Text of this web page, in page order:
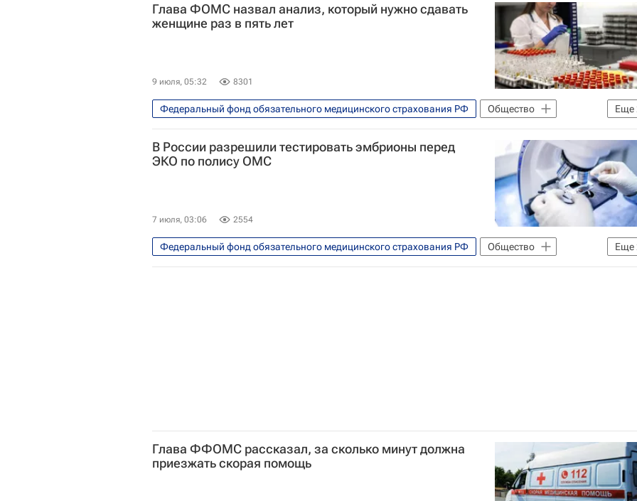
Глава ФОМС назвал анализ, который нужно сдавать
женщине раз в пять лет
9 июля, 05:32 8301
Еще
Федеральный фонд обязательного медицинского страхования РФ
Общество
Илья Баланин
Здоровье - Общество
В России разрешили тестировать эмбрионы перед
ЭКО по полису ОМС
7 июля, 03:06 2554
Еще
Федеральный фонд обязательного медицинского страхования РФ
Общество
Россия
Илья Баланин
Глава ФФОМС рассказал, за сколько минут должна
приезжать скорая помощь